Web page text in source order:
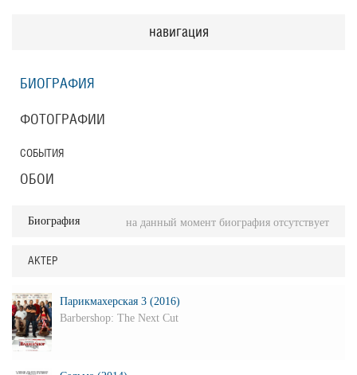
навигация
БИОГРАФИЯ
ФОТОГРАФИИ
СОБЫТИЯ
ОБОИ
Биография на данный момент биография отсутствует
АКТЕР
Парикмахерская 3 (2016)
Barbershop: The Next Cut